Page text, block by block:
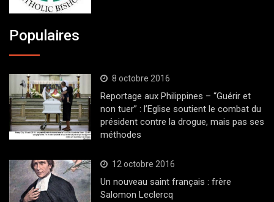
Populaires
8 octobre 2016
Reportage aux Philippines – “Guérir et
non tuer” : l’Eglise soutient le combat du
président contre la drogue, mais pas ses
méthodes
12 octobre 2016
Un nouveau saint français : frère
Salomon Leclercq